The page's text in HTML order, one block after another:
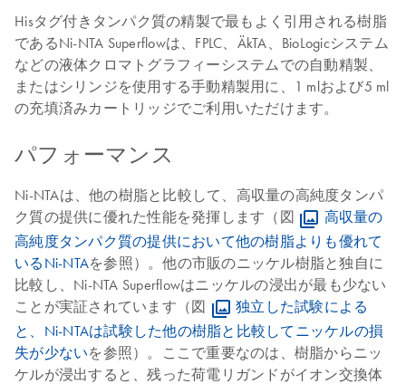
Hisタグ付きタンパク質の精製で最もよく引用される樹脂
であるNi-NTA Superflowは、FPLC、ÄkTA、BioLogicシステム
などの液体クロマトグラフィーシステムでの自動精製、
またはシリンジを使用する手動精製用に、1 mlおよび5 ml
の充填済みカートリッジでご利用いただけます。
パフォーマンス
Ni-NTAは、他の樹脂と比較して、高収量の高純度タンパ
ク質の提供に優れた性能を発揮します（図
高収量の
高純度タンパク質の提供において他の樹脂よりも優れて
いるNi-NTAを参照）。他の市販のニッケル樹脂と独自に
比較し、Ni-NTA Superflowはニッケルの浸出が最も少ない
ことが実証されています（図
独立した試験による
と、Ni-NTAは試験した他の樹脂と比較してニッケルの損
失が少ないを参照）。ここで重要なのは、樹脂からニッ
ケルが浸出すると、残った荷電リガンドがイオン交換体